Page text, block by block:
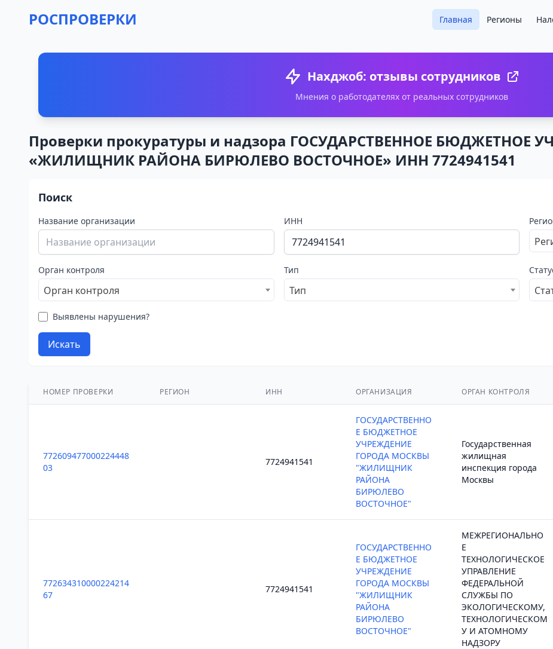
РОСПРОВЕРКИ Главная Регионы
Нахджоб: отзывы сотрудников
Мнения о работодателях от реальных сотрудников
Проверки прокуратуры и надзора ГОСУДАРСТВЕННОЕ БЮДЖЕТНОЕ
«ЖИЛИЩНИК РАЙОНА БИРЮЛЕВО ВОСТОЧНОЕ» ИНН 7724941541
Поиск
Название организации ИНН
Орган контроля
Орган контроля
Тип
Тип
Выявлены нарушения?
Искать
НОМЕР ПРОВЕРКИ РЕГИОН ИНН ОРГАНИЗАЦИЯ ОРГАН КОНТРОЛЯ
772609477000224448
03
7724941541
ГОСУДАРСТВЕННО
Е БЮДЖЕТНОЕ
УЧРЕЖДЕНИЕ
ГОРОДА МОСКВЫ
"ЖИЛИЩНИК
РАЙОНА
БИРЮЛЕВО
ВОСТОЧНОЕ"
Государственная
жилищная
инспекция города
Москвы
772634310000224214
67
7724941541
ГОСУДАРСТВЕННО
Е БЮДЖЕТНОЕ
УЧРЕЖДЕНИЕ
ГОРОДА МОСКВЫ
"ЖИЛИЩНИК
РАЙОНА
БИРЮЛЕВО
ВОСТОЧНОЕ"
МЕЖРЕГИОНАЛЬНО
Е
ТЕХНОЛОГИЧЕСКОЕ
УПРАВЛЕНИЕ
ФЕДЕРАЛЬНОЙ
СЛУЖБЫ ПО
ЭКОЛОГИЧЕСКОМУ,
ТЕХНОЛОГИЧЕСКОМ
У И АТОМНОМУ
НАДЗОРУ